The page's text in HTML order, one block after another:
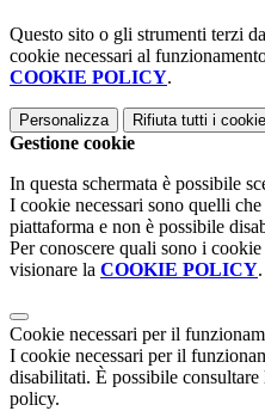
Questo sito o gli strumenti terzi
cookie necessari al
COOKIE POLICY.
Personalizza Rifiuta tutti i
Gestione cookie
In questa schermata è possibile
I cookie necessari sono quelli
piattaforma e non è possibile
Per conoscere quali sono i
visionare la COOKIE POLICY.
Cookie necessari per il
I cookie necessari per il
disabilitati. È possibile
policy.